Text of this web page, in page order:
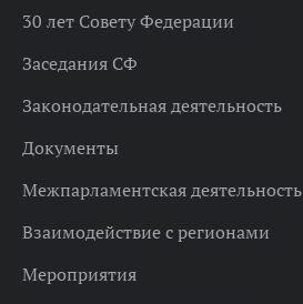
30 лет Совету Федерации
Заседания СФ
Законодательная деятельность
Документы
Межпарламентская деятельность
Взаимодействие с регионами
Мероприятия